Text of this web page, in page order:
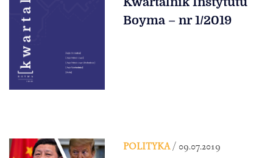
Boyma – nr 1/2019
POLITYKA/ 09.07.2019